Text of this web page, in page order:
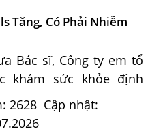
nhận biết...
Tăng, Có Phải Nhiễm
Bác sĩ, Công ty em tổ
khám sức khỏe định
quả xét nghiệm máu
có chỉ số bạch cầu ái
2628 Cập nhật: